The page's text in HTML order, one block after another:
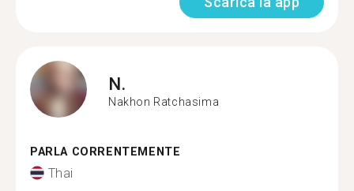
N.
Nakhon Ratchasima
PARLA CORRENTEMENTE
Thai